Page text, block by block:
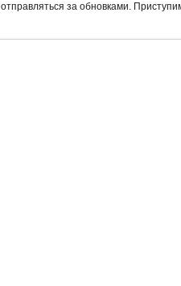
отправляться за обновками.